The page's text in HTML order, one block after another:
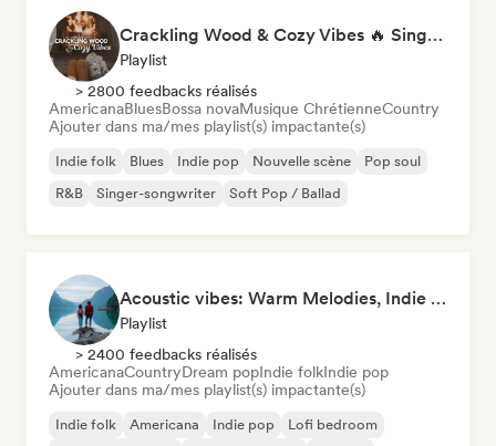
Crackling Wood & Cozy Vibes 🔥 Singer-Songwriter, Dream Pop & Bedroom Pop
Playlist
> 2800 feedbacks réalisés
AmericanaBluesBossa novaMusique ChrétienneCountry
Ajouter dans ma/mes playlist(s) impactante(s)
Indie folk Blues Indie pop Nouvelle scène
Pop soul
R&B
Singer-songwriter Soft Pop / Ballad
Acoustic vibes: Warm Melodies, Indie Folk & Singer-Songwriter 🏞️
Playlist
> 2400 feedbacks réalisés
AmericanaCountryDream popIndie folkIndie pop
Ajouter dans ma/mes playlist(s) impactante(s)
Indie folk Americana Indie pop
Lofi bedroom